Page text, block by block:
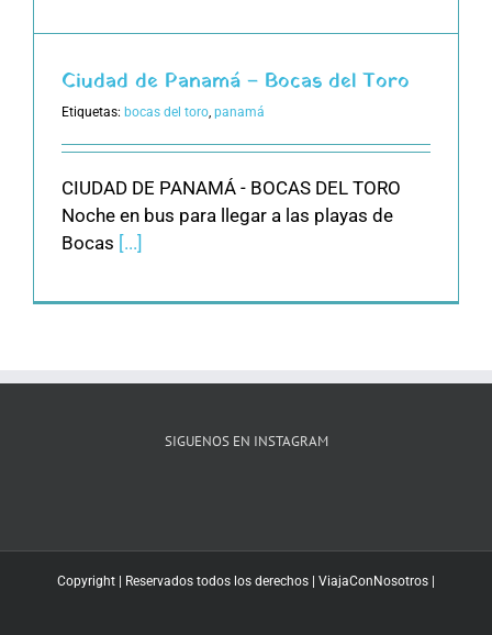
Ciudad de Panamá – Bocas del Toro
Etiquetas: bocas del toro, panamá
CIUDAD DE PANAMÁ - BOCAS DEL TORO
Noche en bus para llegar a las playas de
Bocas [...]
SIGUENOS EN INSTAGRAM
Copyright | Reservados todos los derechos | ViajaConNosotros